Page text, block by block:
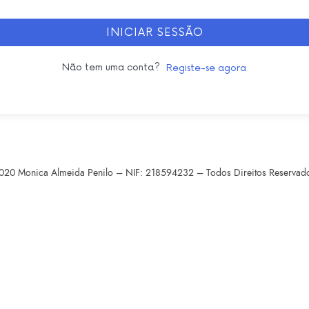
INICIAR SESSÃO
Não tem uma conta? Registe-se agora
Monica Almeida Penilo – NIF: 218594232 – Todos Direitos